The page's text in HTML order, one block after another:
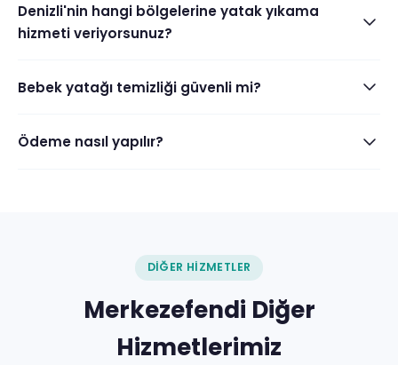
Denizli'nin hangi bölgelerine yatak yıkama
hizmeti veriyorsunuz?
Bebek yatağı temizliği güvenli mi?
Ödeme nasıl yapılır?
DIĞER HIZMETLER
Merkezefendi Diğer
Hizmetlerimiz